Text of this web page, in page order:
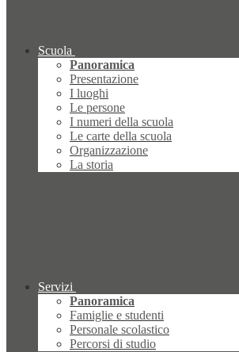
Scuola
Panoramica
Presentazione
I luoghi
Le persone
I numeri della scuola
Le carte della scuola
Organizzazione
La storia
Servizi
Panoramica
Famiglie e studenti
Personale scolastico
Percorsi di studio